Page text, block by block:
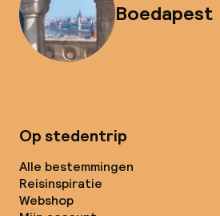
Boedapest
Op stedentrip
Alle bestemmingen
Reisinspiratie
Webshop